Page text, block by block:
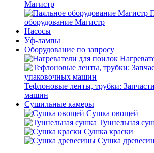
Магистр
оборудование Магистр
Насосы
Уф-лампы
Оборудование по запросу
Тефлоновые ленты, трубки:
машин
Сушильные камеры
Сушка овощей
Туннельная
Сушка краски
Сушка